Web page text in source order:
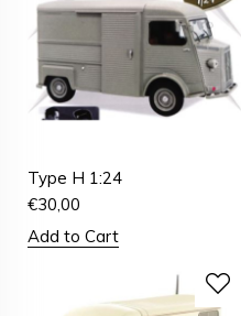
Type H 1:24
€30,00
Add to Cart